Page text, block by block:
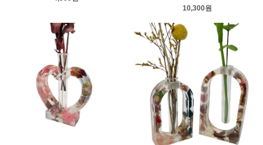
10,300원